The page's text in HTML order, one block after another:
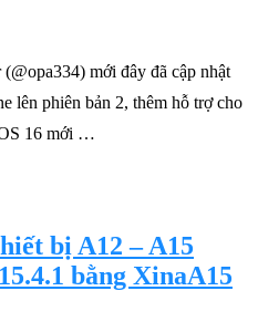
mới đây đã cập nhật
lên phiên bản 2, thêm hỗ trợ cho
16 mới …
bị A12 – A15
bằng XinaA15